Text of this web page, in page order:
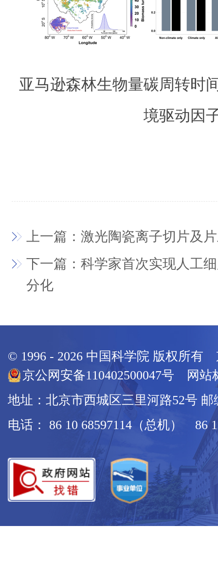
亚马逊森林生物量碳周转时
境驱动因
上一篇：激光陶瓷离子切片及
下一篇：科学家首次实现人工
分化
© 1996 - 2026 中国科学院 版权所有
京公网安备110402500047号 网站
地址：北京市西城区三里河路52号 邮
电话： 86 10 68597114（总机） 86